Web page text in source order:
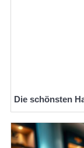
Die schönsten